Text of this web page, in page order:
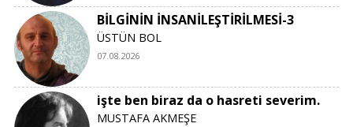
BİLGİNİN İNSANİLEŞTİRİLMESİ-3
ÜSTÜN BOL
07.08.2026
işte ben biraz da o hasreti severim.
MUSTAFA AKMEŞE